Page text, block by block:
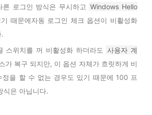
른 로그인 방식은 무시하고
Windows Hello
때문에자동 로그인 체크 옵션이 비활성화
스위치를 꺼 비활성화 하더라도
사용자 계
가 복구 되지만, 이 옵션 자체가 흐릿하게 비
정을 할 수 없는 경우도 있기 때문에 100 프
식은 아닙니다.